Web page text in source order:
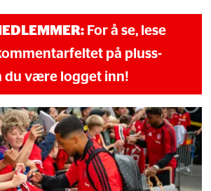
For å se, lese
på pluss-
du være logget inn!